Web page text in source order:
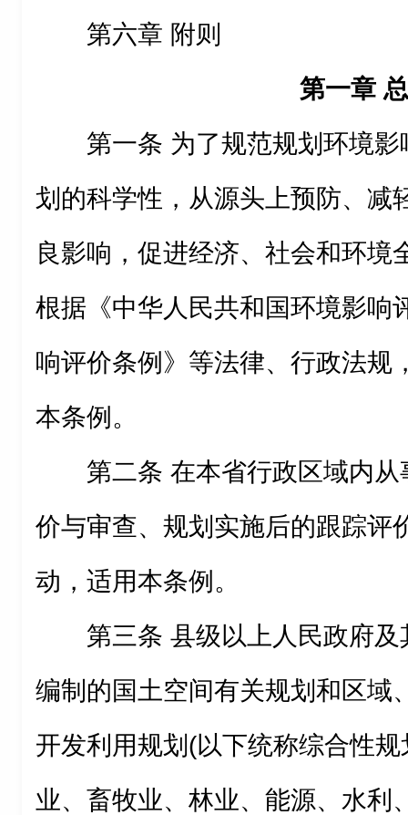
第六章 附则
第一章
第一条 为了规范规划环境
划的科学性，从源头上预防、减
良影响，促进经济、社会和环境
根据《中华人民共和国环境影响
响评价条例》等法律、行政法规
本条例。
第二条 在本省行政区域内
价与审查、规划实施后的跟踪评
动，适用本条例。
第三条 县级以上人民政府
编制的国土空间有关规划和区域
开发利用规划(以下统称综合性
业、畜牧业、林业、能源、水利